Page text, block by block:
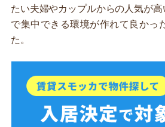
たい夫婦やカップルからの人気が
で集中できる環境が作れて良かっ
た。